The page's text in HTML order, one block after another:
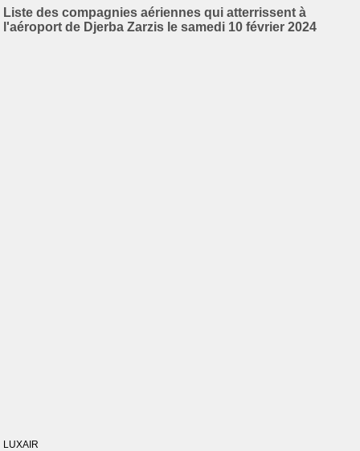
Liste des compagnies aériennes qui atterrissent à
l'aéroport de Djerba Zarzis le samedi 10 février 2024
LUXAIR